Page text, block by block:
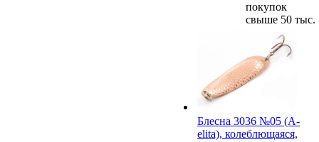
покупок
свыше 50 тыс.
Блесна 3036 №05 (А-
elita), колеблющаяся,